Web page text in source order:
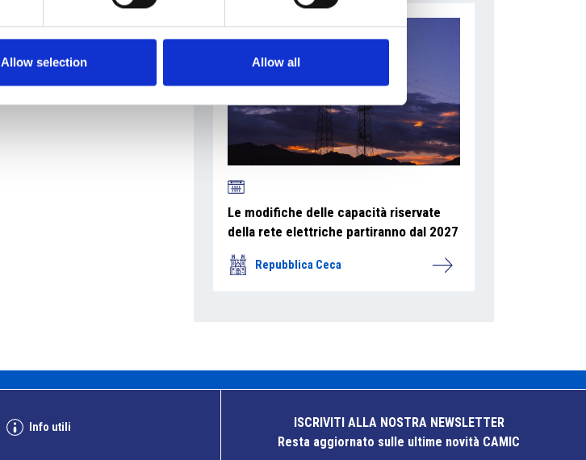
Allow selection Allow all
Le modifiche delle capacità riservate
della rete elettriche partiranno dal 2027
Repubblica Ceca
Info utili
ISCRIVITI ALLA NOSTRA NEWSLETTER
Resta aggiornato sulle ultime novità CAMIC